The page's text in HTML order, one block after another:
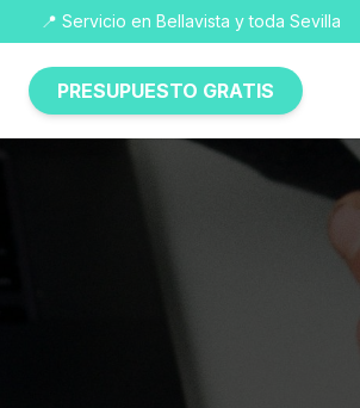
📍 Servicio en Bellavista y toda Sevilla
PRESUPUESTO GRATIS